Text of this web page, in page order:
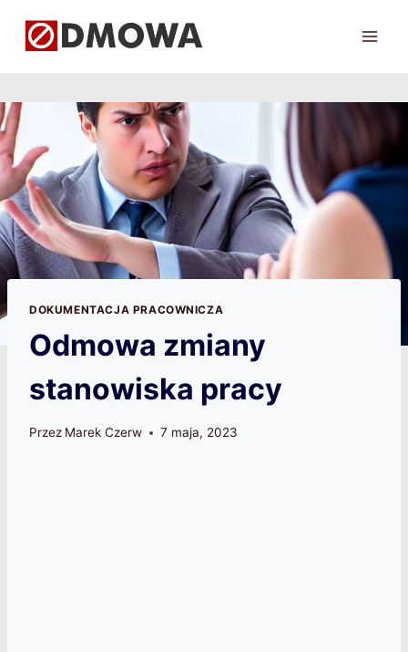
DOKUMENTACJA PRACOWNICZA
Odmowa zmiany
stanowiska pracy
Przez Marek Czerw 7 maja, 2023